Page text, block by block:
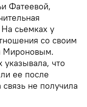
Фатеевой,
На сьемках у
со своим
Мироновым.
указывала, что
ее после
не получила